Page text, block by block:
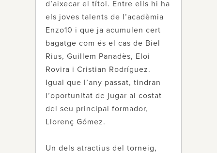
d’aixecar el títol. Entre ells hi ha
els joves talents de l’acadèmia
Enzo10 i que ja acumulen cert
bagatge com és el cas de Biel
Rius, Guillem Panadès, Eloi
Rovira i Cristian Rodríguez.
Igual que l’any passat, tindran
l’oportunitat de jugar al costat
del seu principal formador,
Llorenç Gómez.
Un dels atractius del torneig,